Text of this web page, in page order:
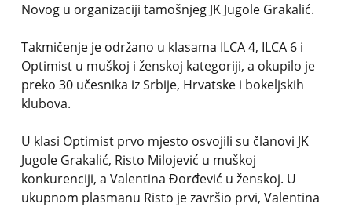
Novog u organizaciji tamošnjeg JK Jugole Grakalić.
Takmičenje je održano u klasama ILCA 4, ILCA 6 i
Optimist u muškoj i ženskoj kategoriji, a okupilo je
preko 30 učesnika iz Srbije, Hrvatske i bokeljskih
klubova.
U klasi Optimist prvo mjesto osvojili su članovi JK
Jugole Grakalić, Risto Milojević u muškoj
konkurenciji, a Valentina Đorđević u ženskoj. U
ukupnom plasmanu Risto je završio prvi, Valentina